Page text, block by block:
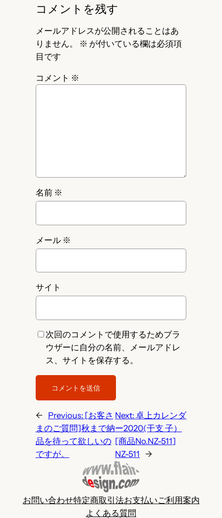
コメントを残す
メールアドレスが公開されることはあ
りません。
※ が付いている欄は必須項
目です
コメント ※
名前 ※
メール ※
サイト
次回のコメントで使用するためブラ
ウザーに自分の名前、メールアドレ
ス、サイトを保存する。
← Previous: [お客さ
まのご質問]秋まで納
品を待って欲しいの
ですが。
Next:卓上カレンダ
ー2020(干支 子）
[商品No.NZ-511]
NZ-511
→
お問い合わせ特定商取引法お支払いご利用案内
よくある質問